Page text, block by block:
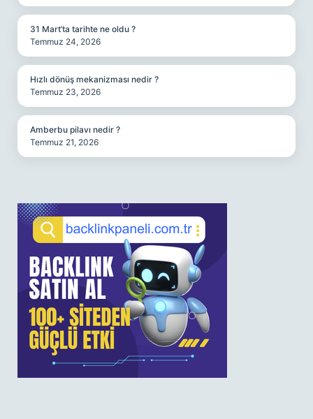
31 Mart’ta tarihte ne oldu ?
Temmuz 24, 2026
Hızlı dönüş mekanizması nedir ?
Temmuz 23, 2026
Amberbu pilavı nedir ?
Temmuz 21, 2026